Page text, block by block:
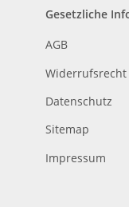
Gesetzliche
AGB
Widerrufsrecht
Datenschutz
Sitemap
Impressum